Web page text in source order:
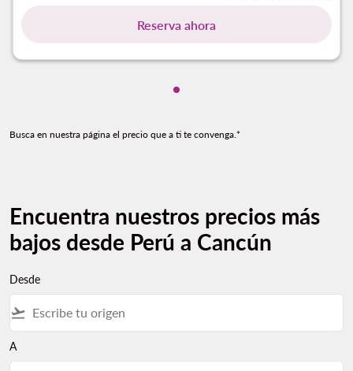
Reserva ahora
Mostrando cmp-pagination-
Busca en nuestra página el precio que a ti te convenga.*
Encuentra nuestros precios más
bajos desde Perú a Cancún
Desde
flight_takeoff
A